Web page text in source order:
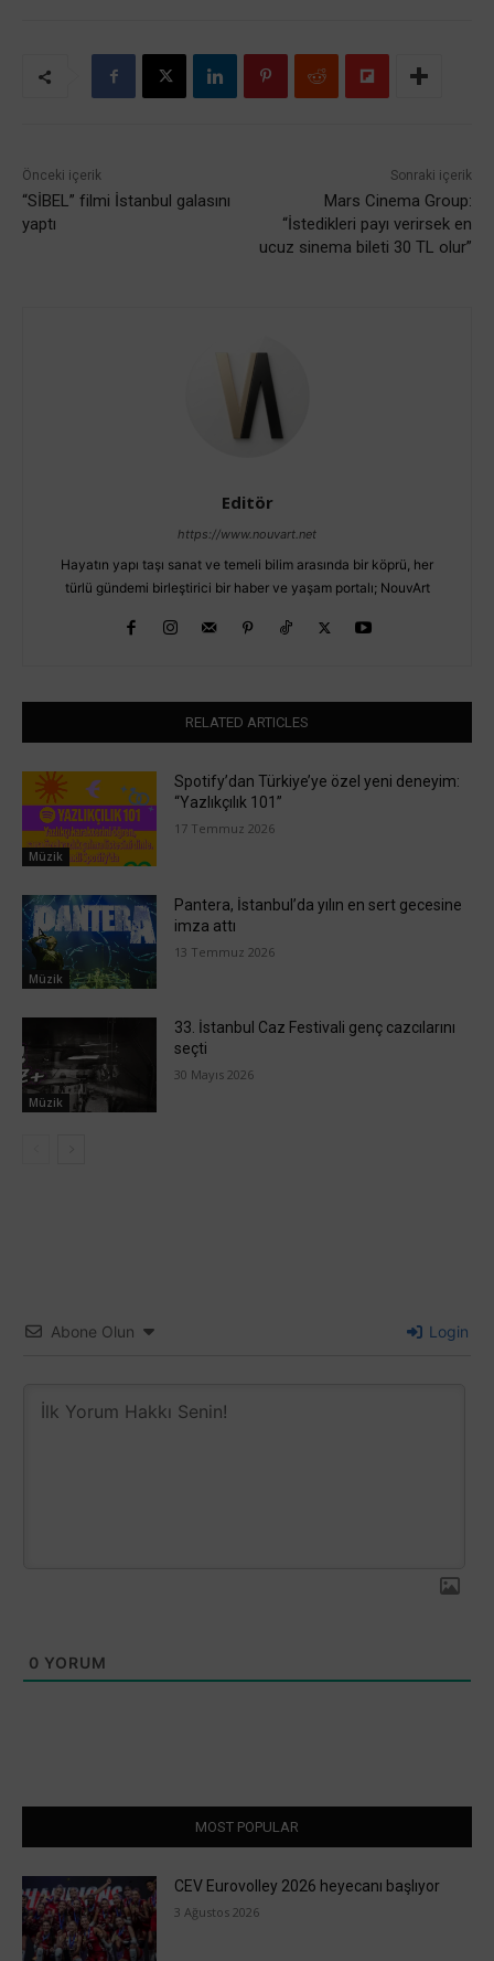
Önceki içerik
“SİBEL” filmi İstanbul galasını
yaptı
Sonraki içerik
Mars Cinema Group:
“İstedikleri payı verirsek en
ucuz sinema bileti 30 TL olur”
Editör
https://www.nouvart.net
Hayatın yapı taşı sanat ve temeli bilim arasında bir köprü, her
türlü gündemi birleştirici bir haber ve yaşam portalı; NouvArt
RELATED ARTICLES
Müzik
Spotify’dan Türkiye’ye özel yeni deneyim:
“Yazlıkçılık 101”
17 Temmuz 2026
Müzik
Pantera, İstanbul’da yılın en sert gecesine
imza attı
13 Temmuz 2026
Müzik
33. İstanbul Caz Festivali genç cazcılarını
seçti
30 Mayıs 2026
Abone Olun Login
0 YORUM
MOST POPULAR
CEV Eurovolley 2026 heyecanı başlıyor
3 Ağustos 2026